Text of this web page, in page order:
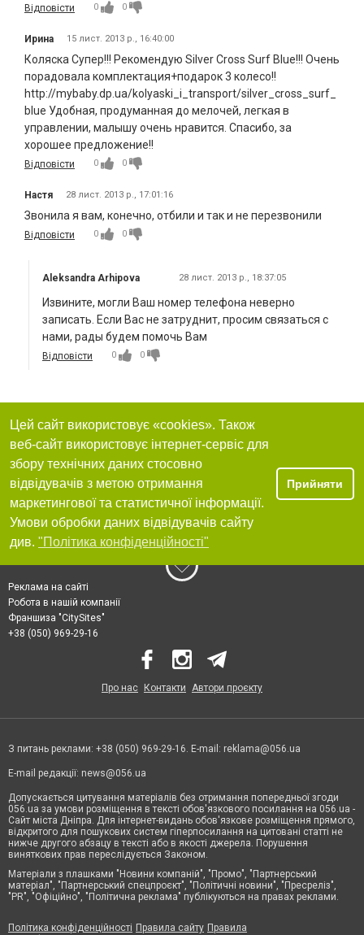
Відповісти 0 0
Ирина 15 лист. 2013 р., 16:40:00
Коляска Супер!!! Рекомендую Silver Cross Surf Blue!!! Очень
порадовала комплектация+подарок 3 колесо!!
http://mybaby.dp.ua/kolyaski_i_transport/silver_cross_surf_
blue Удобная, продуманная до мелочей, легкая в
управлении, малышу очень нравится. Спасибо, за
хорошее предложение!!
Відповісти 0 0
Настя 28 лист. 2013 р., 17:01:16
Звонила я вам, конечно, отбили и так и не перезвонили
Відповісти 0 0
Aleksandra Arhipova 28 лист. 2013 р., 18:37:05
Извините, могли Ваш номер телефона неверно
записать. Если Вас не затруднит, просим связаться с
нами, рады будем помочь Вам
Відповісти 0 0
Цей сайт використовує «cookies». Також
веб-сайт використовує інтернет-сервіс для
збору технічних даних стосовно
відвідувачів з метою отримання
маркетингової та статистичної інформації.
Умови обробки даних відвідувачів сайту
див. "Політика конфіденційності"
Прийняти
Реклама на сайті
Робота в нашій компанії
Франшиза "CitySites"
+38 (050) 969-29-16
Про нас Контакти Автори проєкту
З питань реклами: +38 (050) 969-29-16. E-mail: reklama@056.ua
E-mail редакції: news@056.ua
Допускається цитування матеріалів без отримання попередньої згоди
056.ua за умови розміщення в тексті обов'язкового посилання на 056.ua -
Сайт міста Дніпра. Для інтернет-видань обов'язкове розміщення прямого,
відкритого для пошукових систем гіперпосилання на цитовані статті не
нижче другого абзацу в тексті або в якості джерела. Порушення
виняткових прав переслідується Законом.
Матеріали з плашками "Новини компаній", "Промо", "Партнерський
матеріал", "Партнерський спецпроєкт", "Політичні новини", "Пресреліз",
"PR", "Офіційно", "Політична реклама" публікуються на правах реклами.
Політика конфіденційності Правила сайту Правила